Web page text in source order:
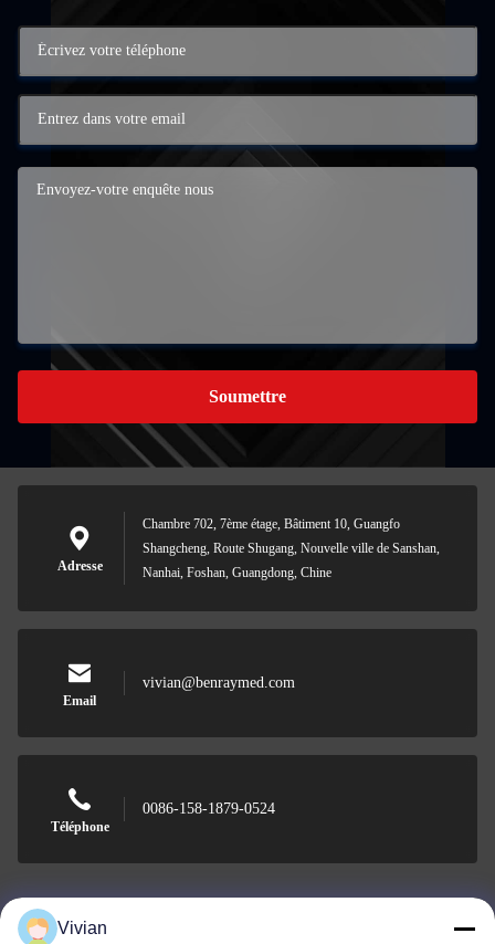
Soumettre
Adresse
Chambre 702, 7ème étage, Bâtiment 10, Guangfo
Shangcheng, Route Shugang, Nouvelle ville de Sanshan,
Nanhai, Foshan, Guangdong, Chine
Email
vivian@benraymed.com
Téléphone
0086-158-1879-0524
Vivian